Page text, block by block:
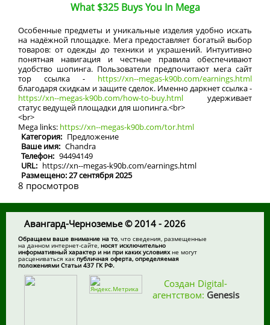
What $325 Buys You In Mega
Особенные предметы и уникальные изделия удобно искать
на надёжной площадке. Мега предоставляет богатый выбор
товаров: от одежды до техники и украшений. Интуитивно
понятная навигация и честные правила обеспечивают
удобство шопинга. Пользователи предпочитают мега сайт
тор ссылка - https://xn--megas-k90b.com/earnings.html
благодаря скидкам и защите сделок. Именно даркнет ссылка -
https://xn--megas-k90b.com/how-to-buy.html удерживает
статус ведущей площадки для шопинга.<br>
<br>
Mega links: https://xn--megas-k90b.com/tor.html
Категория: Предложение
Ваше имя: Chandra
Телефон: 94494149
URL: https://xn--megas-k90b.com/earnings.html
Размещено: 27 сентября 2025
8 просмотров
Авангард-Черноземье © 2014 - 2026
Обращаем ваше внимание на то , что сведения, размещенные
на данном интернет-сайте, носят исключительно
информативный характер и ни при каких условияхне могут
расцениваться какпубличная оферта, определяемая
положениями Статьи 437 ГК РФ.
Создан Digital-
агентством: Genesis